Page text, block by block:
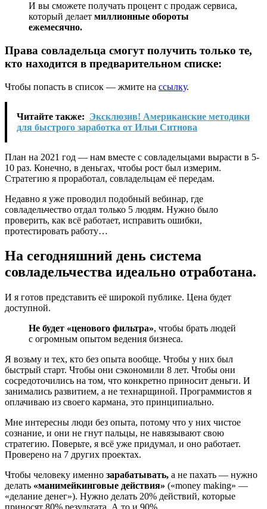
И вы сможете получать процент с продаж сервиса,
который делает миллионные обороты
ежемесячно.
Права совладельца смогут получить только те,
кто находится в предварительном списке:
Чтобы попасть в список — жмите на ссылку.
Читайте также: Эксклюзив! Американские методики
для быстрого заработка от Ильи Ситнова
План на 2021 год — нам вместе с совладельцами вырасти в 5-
10 раз. Конечно, в деньгах, чтобы рост был измерим.
Стратегию я проработал, совладельцам её передам.
Недавно я уже проводил подобный вебинар, где
совладельчество отдал только 5 людям. Нужно было
проверить, как всё работает, исправить ошибки,
протестировать работу…
На сегодняшний день система
совладельчества идеально отработана.
И я готов представить её широкой публике. Цена будет
доступной.
Не будет «ценового фильтра», чтобы брать людей
с огромным опытом ведения бизнеса.
Я возьму и тех, кто без опыта вообще. Чтобы у них был
быстрый старт. Чтобы они сэкономили 8 лет. Чтобы они
сосредоточились на том, что конкретно приносит деньги. И
занимались развитием, а не технарщиной. Программистов я
оплачиваю из своего кармана, это принципиально.
Мне интересны люди без опыта, потому что у них чистое
сознание, и они не гнут пальцы, не навязывают свою
стратегию. Поверьте, я всё уже придумал, и оно работает.
Проверено на 7 других проектах.
Чтобы человеку именно зарабатывать, а не пахать — нужно
делать «манимейкинговые действия» («money making» —
«делание денег»). Нужно делать 20% действий, которые